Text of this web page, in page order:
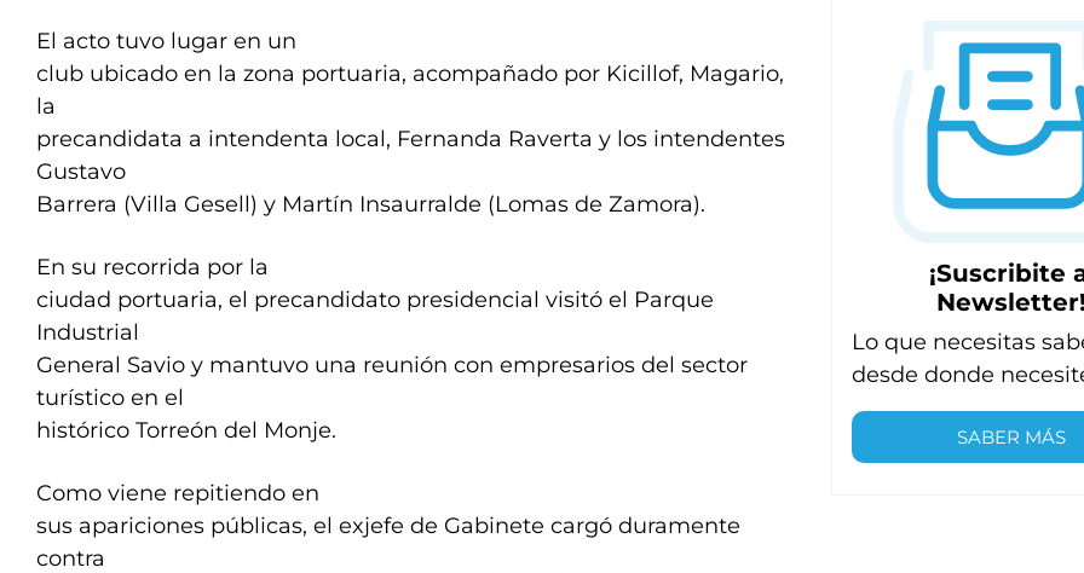
El acto tuvo lugar en un
club ubicado en la zona portuaria, acompañado por Kicillof, Magario,
la
precandidata a intendenta local, Fernanda Raverta y los intendentes
Gustavo
Barrera (Villa Gesell) y Martín Insaurralde (Lomas de Zamora).
En su recorrida por la
ciudad portuaria, el precandidato presidencial visitó el Parque
Industrial
General Savio y mantuvo una reunión con empresarios del sector
turístico en el
histórico Torreón del Monje.
Como viene repitiendo en
sus apariciones públicas, el exjefe de Gabinete cargó duramente
contra
¡Suscribite
Newsletter!
Lo que necesitas
desde donde
SABER MÁS